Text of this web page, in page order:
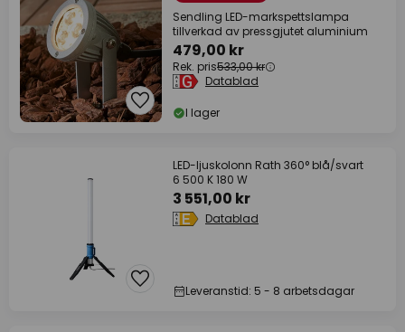
Sendling LED-markspettslampa
tillverkad av pressgjutet aluminium
479,00 kr
Rek. pris533,00 kr
Datablad
I lager
LED-ljuskolonn Rath 360° blå/svart
6 500 K 180 W
3 551,00 kr
Datablad
Leveranstid: 5 - 8 arbetsdagar